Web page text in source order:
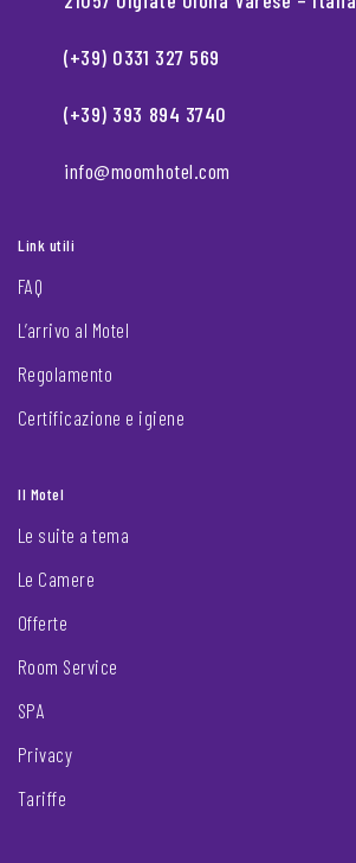
(+39) 0331 327 569
(+39) 393 894 3740
info@moomhotel.com
Link utili
FAQ
L’arrivo al Motel
Regolamento
Certificazione e igiene
Il Motel
Le suite a tema
Le Camere
Offerte
Room Service
SPA
Privacy
Tariffe